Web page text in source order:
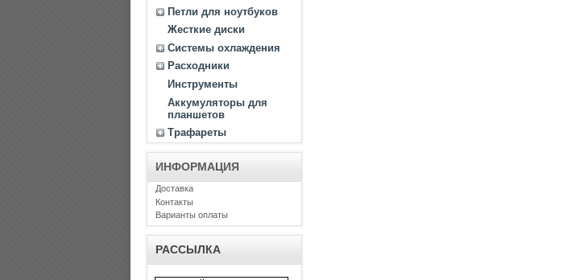
Петли для ноутбуков
Жесткие диски
Системы охлаждения
Расходники
Инструменты
Аккумуляторы для
планшетов
Трафареты
ИНФОРМАЦИЯ
Доставка
Контакты
Варианты оплаты
РАССЫЛКА